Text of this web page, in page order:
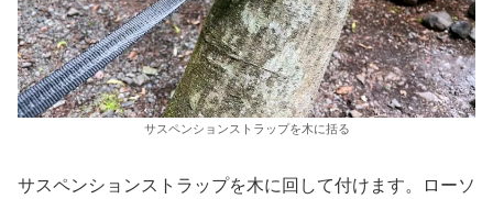
サスペンションストラップを木に括る
サスペンションストラップを木に回して付けます。ローソ